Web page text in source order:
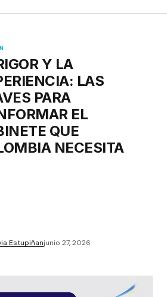
Y LA
LAS
PARA
EL
QUE
NECESITA
Estupiñanjunio 27, 2026